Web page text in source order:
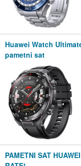
Huawei Watch
pametni sat
PAMETNI SAT